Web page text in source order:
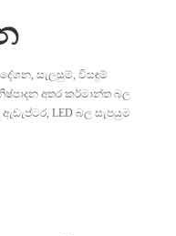
සැලසුම්, විසඳුම්
අතර කර්මාන්ත බල
LED බල සැපයුම